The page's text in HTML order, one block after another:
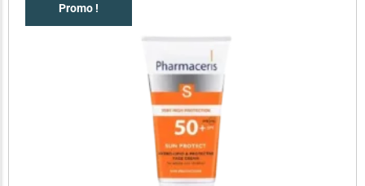
Promo !